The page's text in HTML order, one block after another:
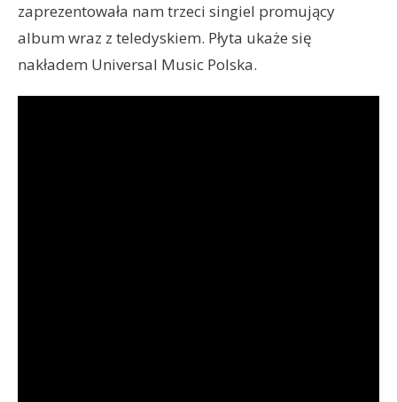
zaprezentowała nam trzeci singiel promujący
album wraz z teledyskiem. Płyta ukaże się
nakładem Universal Music Polska.